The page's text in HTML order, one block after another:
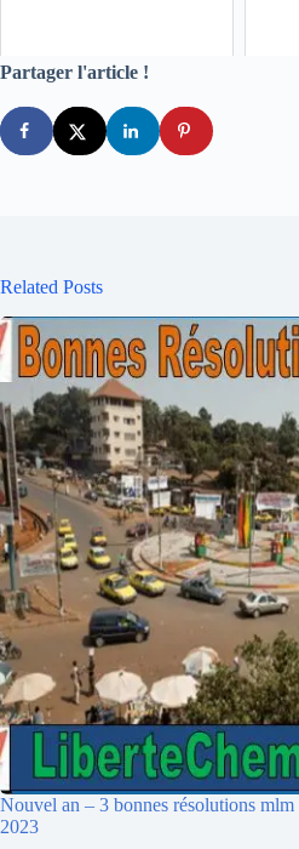
Partager l'article !
Related Posts
Nouvel an – 3 bonnes résolutions
2023